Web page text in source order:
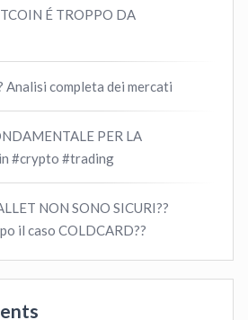
É TROPPO DA
Analisi completa dei mercati
PER LA
#crypto #trading
NON SONO SICURI??
il caso COLDCARD??